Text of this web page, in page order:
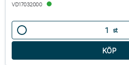
VD17032000
st